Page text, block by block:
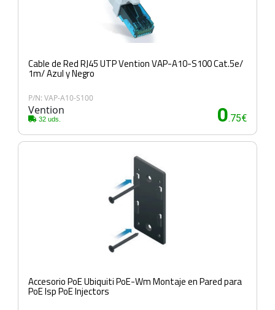
Cable de Red RJ45 UTP Vention VAP-A10-S100 Cat.5e/
1m/ Azul y Negro
P/N: VAP-A10-S100
Vention
32 uds. 0.75€
Accesorio PoE Ubiquiti PoE-Wm Montaje en Pared para
PoE Isp PoE Injectors